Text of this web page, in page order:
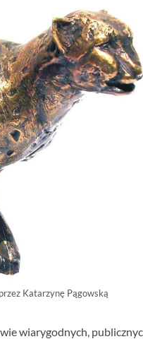
Katarzynę Pągowską
wiarygodnych,